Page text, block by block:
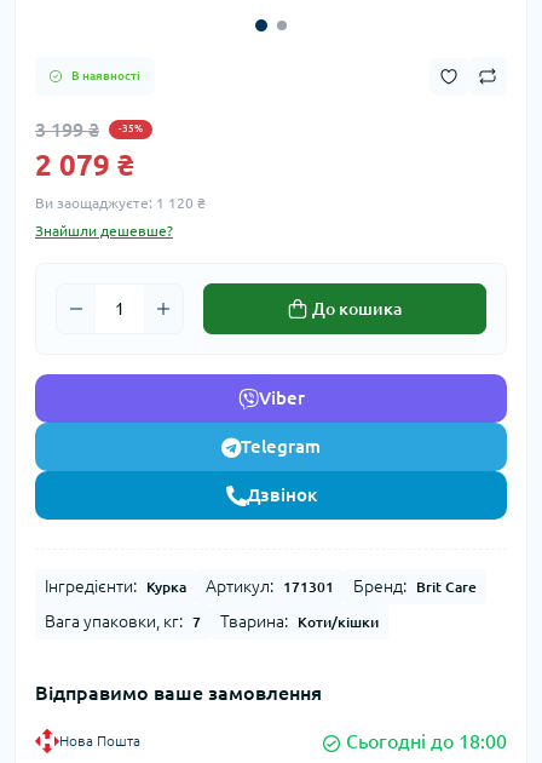
В наявності
3 199 ₴ -35%
2 079 ₴
Ви заощаджуєте: 1 120 ₴
Знайшли дешевше?
До кошика
Viber
Telegram
Дзвінок
Інгредієнти: Курка Артикул: 171301 Бренд: Brit Care
Вага упаковки, кг: 7 Тварина: Коти/кішки
Відправимо ваше замовлення
Нова Пошта Сьогодні до 18:00